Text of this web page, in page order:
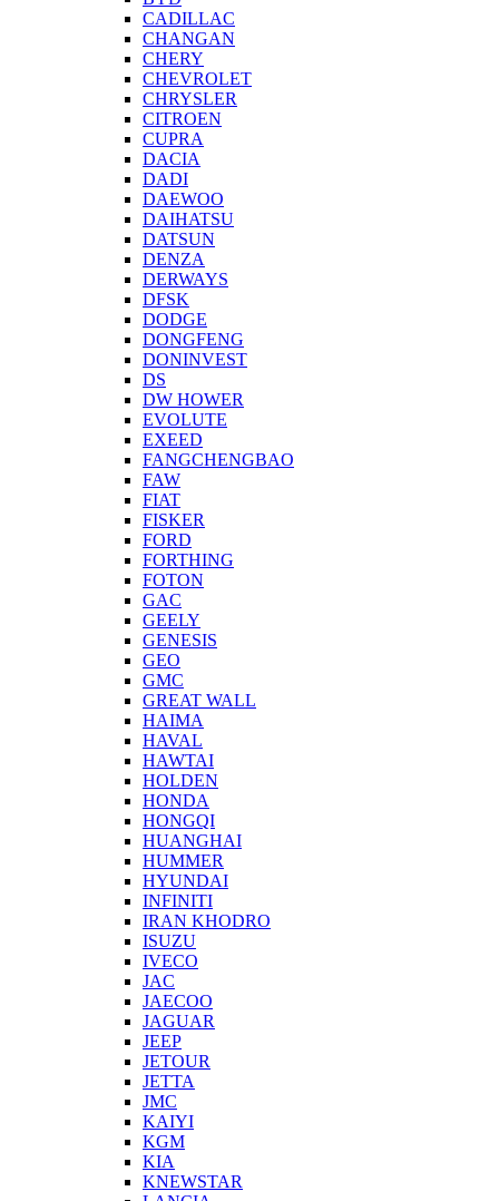
CADILLAC
CHANGAN
CHERY
CHEVROLET
CHRYSLER
CITROEN
CUPRA
DACIA
DADI
DAEWOO
DAIHATSU
DATSUN
DENZA
DERWAYS
DFSK
DODGE
DONGFENG
DONINVEST
DS
DW HOWER
EVOLUTE
EXEED
FANGCHENGBAO
FAW
FIAT
FISKER
FORD
FORTHING
FOTON
GAC
GEELY
GENESIS
GEO
GMC
GREAT WALL
HAIMA
HAVAL
HAWTAI
HOLDEN
HONDA
HONGQI
HUANGHAI
HUMMER
HYUNDAI
INFINITI
IRAN KHODRO
ISUZU
IVECO
JAC
JAECOO
JAGUAR
JEEP
JETOUR
JETTA
JMC
KAIYI
KGM
KIA
KNEWSTAR